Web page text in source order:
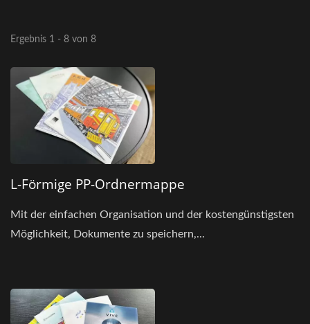
Ergebnis 1 - 8 von 8
L-Förmige PP-Ordnermappe
Mit der einfachen Organisation und der kostengünstigsten
Möglichkeit, Dokumente zu speichern,...